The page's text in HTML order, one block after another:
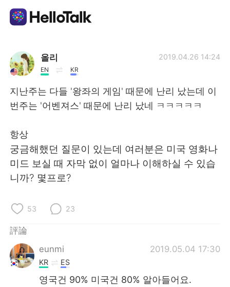
語言交換應用
AI Grammar Checker
繁體中文
English 简体中文
Español
Français
日本語
Русский
Indonesia Italiano
올리
EN KR
2019.04.26 14:24
지난주는 다들 '왕좌의 게임' 때문에 난리 났는데 이
번주는 '어벤져스' 때문에 난리 났네 ㅋㅋㅋㅋㅋ
항상
궁금해했던 질문이 있는데 여러분은 미국 영화나
미드 보실 때 자막 없이 얼마나 이해하실 수 있습
니까? 몇프로?
53 23
評論
eunmi
2019.05.04 17:30
KR ES
영국건 90% 미국건 80% 알아들어요.